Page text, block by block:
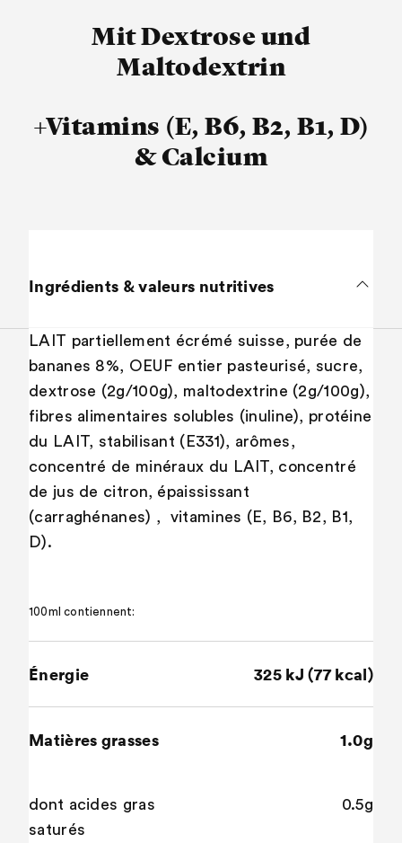
Mit Dextrose und
Maltodextrin
+Vitamins (E, B6, B2, B1, D)
& Calcium
Ingrédients & valeurs nutritives
LAIT partiellement écrémé suisse, purée de
bananes 8%, OEUF entier pasteurisé, sucre,
dextrose (2g/100g), maltodextrine (2g/100g),
fibres alimentaires solubles (inuline), protéine
du LAIT, stabilisant (E331), arômes,
concentré de minéraux du LAIT, concentré
de jus de citron, épaississant
(carraghénanes) , vitamines (E, B6, B2, B1,
D).
100ml contiennent:
Énergie 325 kJ (77 kcal)
Matières grasses 1.0g
dont acides gras
saturés
0.5g